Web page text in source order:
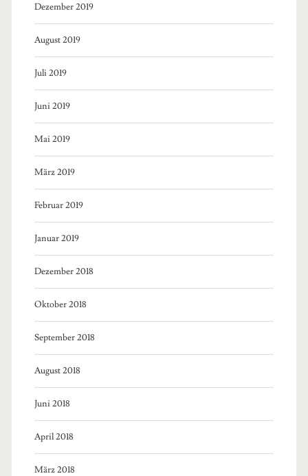
Dezember 2019
August 2019
Juli 2019
Juni 2019
Mai 2019
März 2019
Februar 2019
Januar 2019
Dezember 2018
Oktober 2018
September 2018
August 2018
Juni 2018
April 2018
März 2018